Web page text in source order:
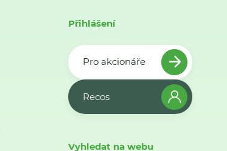
Přihlášení
Pro akcionáře
Recos
Vyhledat na webu